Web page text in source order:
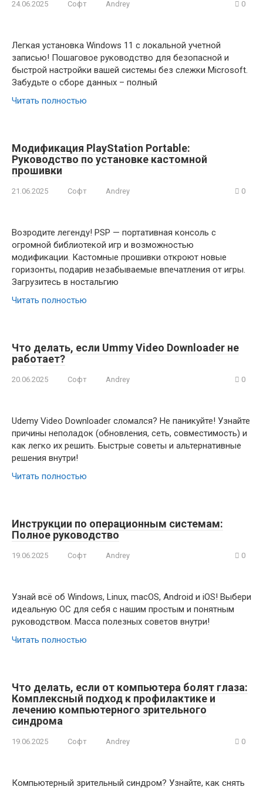
24.06.2025 Софт Andrey 0
Легкая установка Windows 11 с локальной учетной
записью! Пошаговое руководство для безопасной и
быстрой настройки вашей системы без слежки Microsoft.
Забудьте о сборе данных – полный
Читать полностью
Модификация PlayStation Portable:
Руководство по установке кастомной
прошивки
21.06.2025 Софт Andrey 0
Возродите легенду! PSP — портативная консоль с
огромной библиотекой игр и возможностью
модификации. Кастомные прошивки откроют новые
горизонты, подарив незабываемые впечатления от игры.
Загрузитесь в ностальгию
Читать полностью
Что делать, если Ummy Video Downloader не
работает?
20.06.2025 Софт Andrey 0
Udemy Video Downloader сломался? Не паникуйте! Узнайте
причины неполадок (обновления, сеть, совместимость) и
как легко их решить. Быстрые советы и альтернативные
решения внутри!
Читать полностью
Инструкции по операционным системам:
Полное руководство
19.06.2025 Софт Andrey 0
Узнай всё об Windows, Linux, macOS, Android и iOS! Выбери
идеальную ОС для себя с нашим простым и понятным
руководством. Масса полезных советов внутри!
Читать полностью
Что делать, если от компьютера болят глаза:
Комплексный подход к профилактике и
лечению компьютерного зрительного
синдрома
19.06.2025 Софт Andrey 0
Компьютерный зрительный синдром? Узнайте, как снять